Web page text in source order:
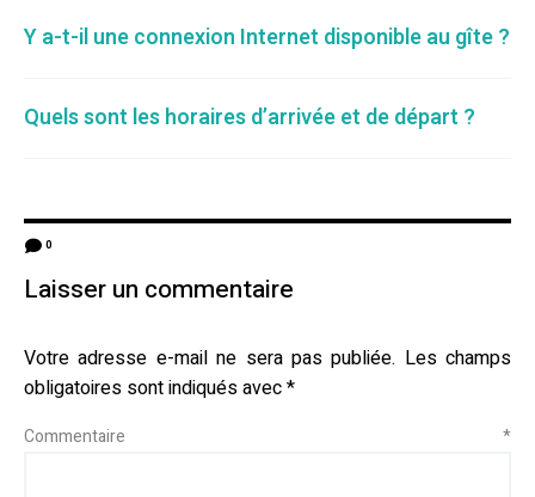
Y a-t-il une connexion Internet disponible au gîte ?
Quels sont les horaires d’arrivée et de départ ?
0
Laisser un commentaire
Votre adresse e-mail ne sera pas publiée. Les champs
obligatoires sont indiqués avec*
Commentaire *